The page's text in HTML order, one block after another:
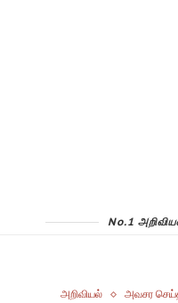
No.1
அறிவியல் அவசர